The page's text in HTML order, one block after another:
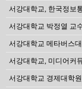
서강대학교, 한국정보
서강대학교 박정열 교
서강대학교 메타버스
서강대학교, 미디어커
서강대학교 경제대학